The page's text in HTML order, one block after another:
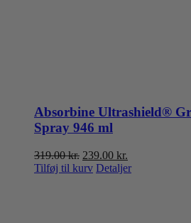
Absorbine Ultrashield®
Spray 946 ml
319.00kr. Den
oprindelige
239.00 kr.
aktuelle
Tilføj til kurv Detaljer